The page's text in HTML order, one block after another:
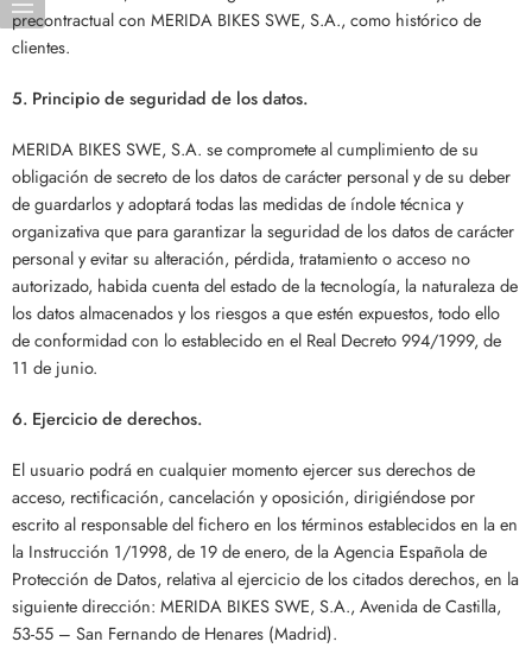
precontractual con MERIDA BIKES SWE, S.A., como histórico de
clientes.
5. Principio de seguridad de los datos.
MERIDA BIKES SWE, S.A. se compromete al cumplimiento de su
obligación de secreto de los datos de carácter personal y de su deber
de guardarlos y adoptará todas las medidas de índole técnica y
organizativa que para garantizar la seguridad de los datos de carácter
personal y evitar su alteración, pérdida, tratamiento o acceso no
autorizado, habida cuenta del estado de la tecnología, la naturaleza de
los datos almacenados y los riesgos a que estén expuestos, todo ello
de conformidad con lo establecido en el Real Decreto 994/1999, de
11 de junio.
6. Ejercicio de derechos.
El usuario podrá en cualquier momento ejercer sus derechos de
acceso, rectificación, cancelación y oposición, dirigiéndose por
escrito al responsable del fichero en los términos establecidos en la en
la Instrucción 1/1998, de 19 de enero, de la Agencia Española de
Protección de Datos, relativa al ejercicio de los citados derechos, en la
siguiente dirección: MERIDA BIKES SWE, S.A., Avenida de Castilla,
53-55 – San Fernando de Henares (Madrid).